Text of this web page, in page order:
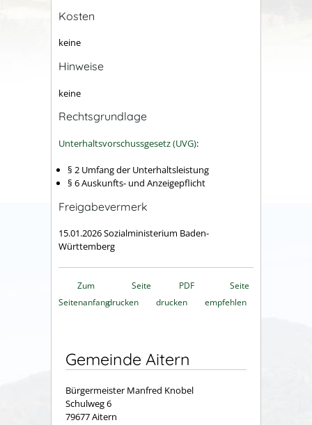
Kosten
keine
Hinweise
keine
Rechtsgrundlage
Unterhaltsvorschussgesetz (UVG):
§ 2 Umfang der Unterhaltsleistung
§ 6 Auskunfts- und Anzeigepflicht
Freigabevermerk
15.01.2026 Sozialministerium Baden-
Württemberg
Zum
Seitenanfang
Seite
drucken
PDF
drucken
Seite
empfehlen
Gemeinde Aitern
Bürgermeister Manfred Knobel
Schulweg 6
79677 Aitern